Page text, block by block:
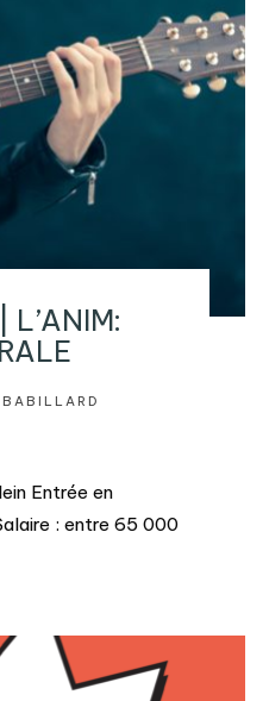
L’ANIM:
BABILLARD
Entrée en
: entre 65 000